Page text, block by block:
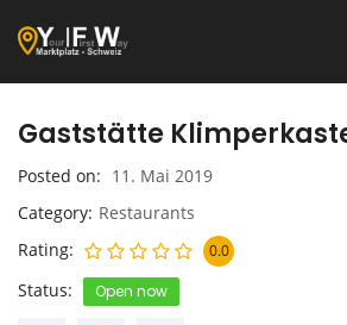
Gaststätte
Posted on
11. Mai 2019
Category Restaurants
Rating
0.0
Status Open now